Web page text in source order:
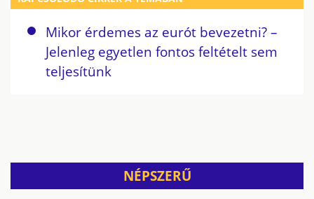
Mikor érdemes az eurót bevezetni? –
Jelenleg egyetlen fontos feltételt sem
teljesítünk
NÉPSZERŰ